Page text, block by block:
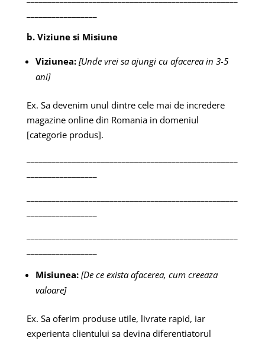
b. Viziune si Misiune
Viziunea:[Unde vrei sa ajungi cu afacerea in 3-5
ani]
Ex. Sa devenim unul dintre cele mai de incredere
magazine online din Romania in domeniul
[categorie produs].
Misiunea:[De ce exista afacerea, cum creeaza
valoare]
Ex. Sa oferim produse utile, livrate rapid, iar
experienta clientului sa devina diferentiatorul